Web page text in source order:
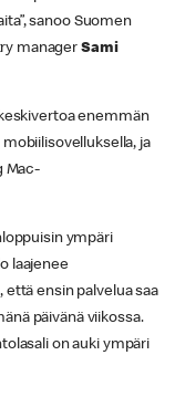
sanoo Suomen
manager Sami
enemmän
ja
Mac-
ympäri
laajenee
ensin palvelua saa
päivänä viikossa.
on auki ympäri